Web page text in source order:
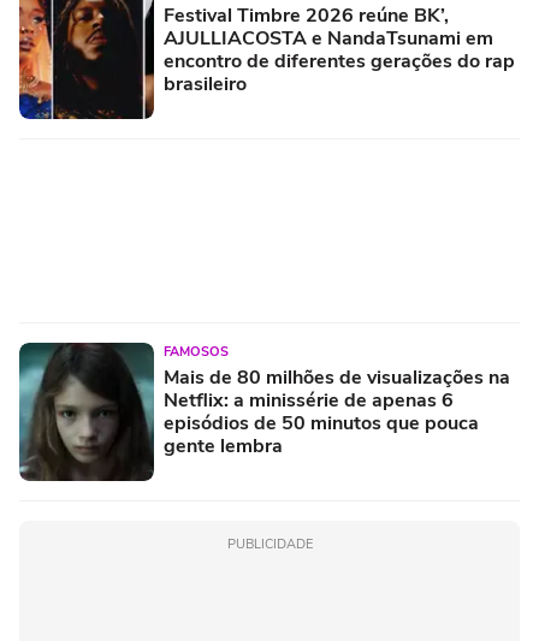
Festival Timbre 2026 reúne BK’,
AJULLIACOSTA e NandaTsunami em
encontro de diferentes gerações do rap
brasileiro
FAMOSOS
Mais de 80 milhões de visualizações na
Netflix: a minissérie de apenas 6
episódios de 50 minutos que pouca
gente lembra
PUBLICIDADE